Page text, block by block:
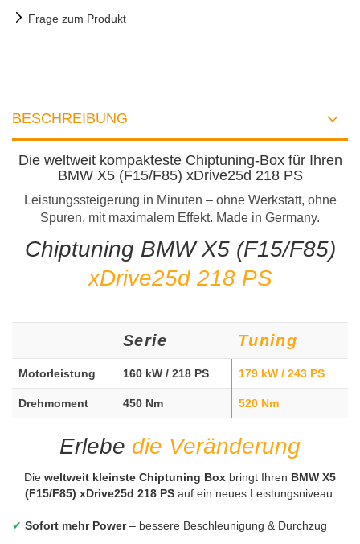
Frage zum Produkt
BESCHREIBUNG
Die weltweit kompakteste Chiptuning-Box für Ihren
BMW X5 (F15/F85) xDrive25d 218 PS
Leistungssteigerung in Minuten – ohne Werkstatt, ohne
Spuren, mit maximalem Effekt. Made in Germany.
Chiptuning BMW X5 (F15/F85)
xDrive25d 218 PS
Serie Tuning
Motorleistung 160 kW / 218 PS 179 kW / 243 PS
Drehmoment 450 Nm 520 Nm
Erlebe die Veränderung
Die weltweit kleinste Chiptuning Box bringt Ihren BMW X5
(F15/F85) xDrive25d 218 PSauf ein neues Leistungsniveau.
✔ Sofort mehr Power– bessere Beschleunigung & Durchzug